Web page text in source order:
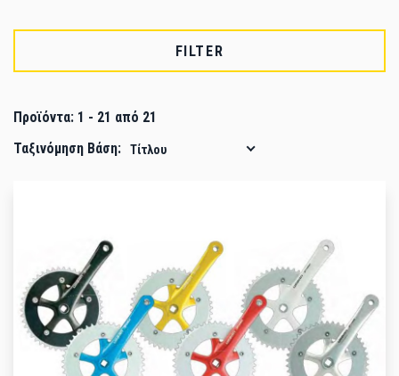
FILTER
Προϊόντα: 1 - 21 από 21
Ταξινόμηση Βάση:
Τίτλου